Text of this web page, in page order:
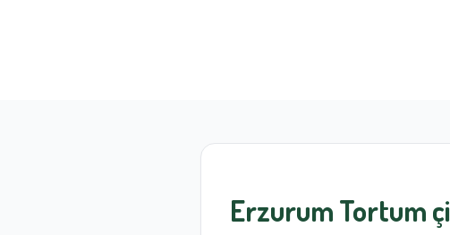
Erzurum Tortum